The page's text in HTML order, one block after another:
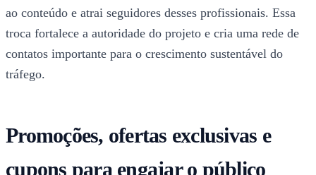
ao conteúdo e atrai seguidores desses profissionais. Essa
troca fortalece a autoridade do projeto e cria uma rede de
contatos importante para o crescimento sustentável do
tráfego.
Promoções, ofertas exclusivas e
cupons para engajar o público